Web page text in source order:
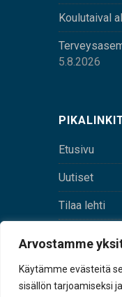
Arvostamme
Käytämme evästeitä
sisällön tarjoamiseksi
Koulutaival
5.8.2026
Etusivu
Uutiset
Tilaa lehti